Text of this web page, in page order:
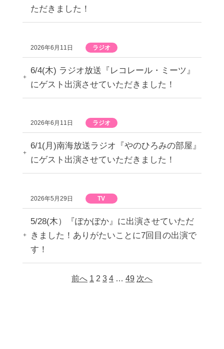
ただきました！
2026年6月11日 ラジオ
6/4(木) ラジオ放送『レコレール・ミーツ』
にゲスト出演させていただきました！
2026年6月11日 ラジオ
6/1(月)南海放送ラジオ『やのひろみの部屋』
にゲスト出演させていただきました！
2026年5月29日 TV
5/28(木）『ぽかぽか』に出演させていただ
きました！ありがたいことに7回目の出演で
す！
前へ 1 2 3 4 … 49 次へ